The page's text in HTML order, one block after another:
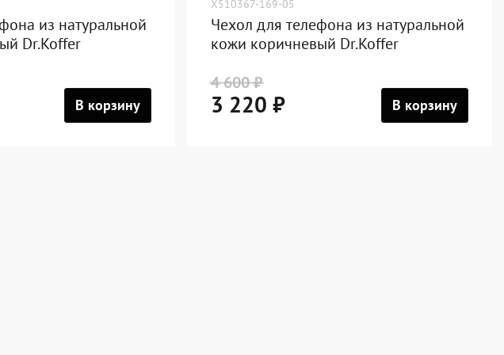
из натуральной
Dr.Koffer
В корзину
X510367-169-05
Чехол для телефона из натуральной
кожи коричневый Dr.Koffer
4 600 ₽
3 220 ₽ В корзину